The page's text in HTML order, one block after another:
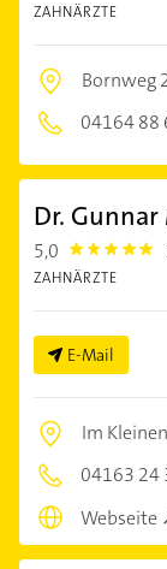
ZAHNÄRZTE
Bornweg
04164 88
Dr.
5,0 5.0
ZAHNÄRZTE
E-Mail
Im
04163 24
Webseite